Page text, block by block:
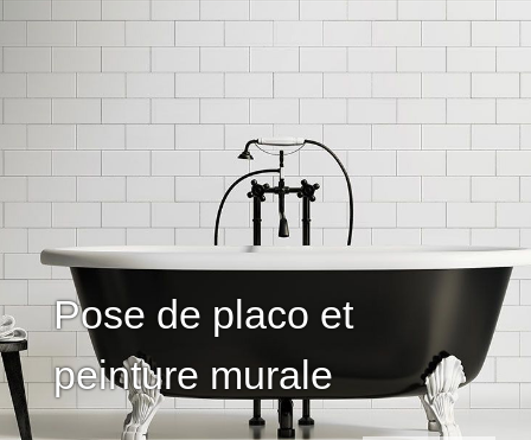
Pose de placo et
peinture murale